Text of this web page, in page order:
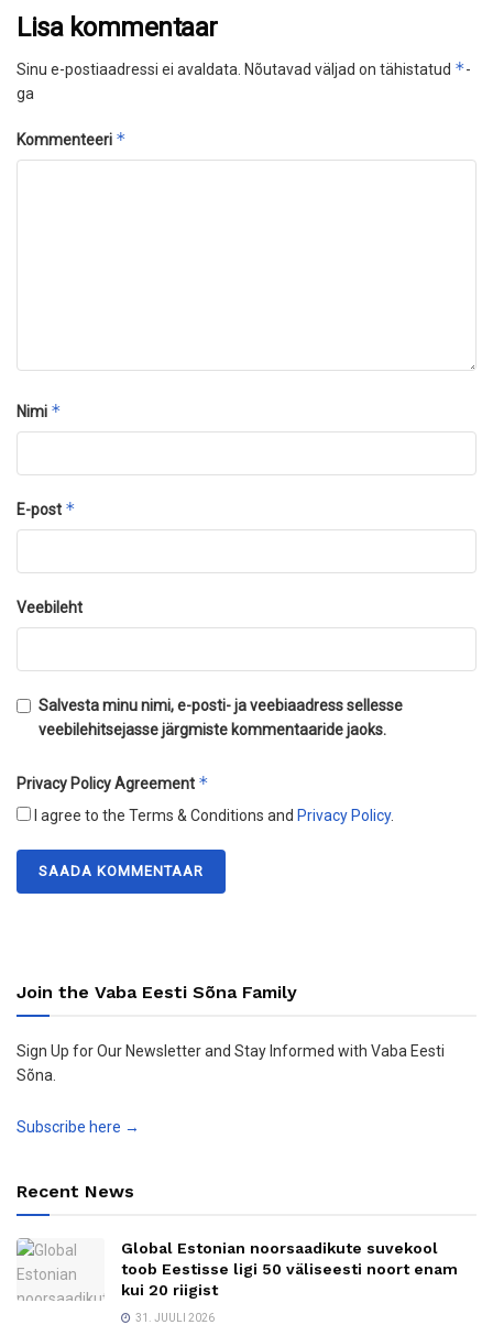
Lisa kommentaar
Sinu e-postiaadressi ei avaldata. Nõutavad väljad on tähistatud *-
ga
Kommenteeri *
Nimi *
E-post *
Veebileht
Salvesta minu nimi, e-posti- ja veebiaadress sellesse
veebilehitsejasse järgmiste kommentaaride jaoks.
Privacy Policy Agreement *
I agree to the Terms & Conditions and Privacy Policy.
Join the Vaba Eesti Sõna Family
Sign Up for Our Newsletter and Stay Informed with Vaba Eesti
Sõna.
Subscribe here →
Recent News
Global Estonian noorsaadikute suvekool
toob Eestisse ligi 50 väliseesti noort enam
kui 20 riigist
31. JUULI 2026